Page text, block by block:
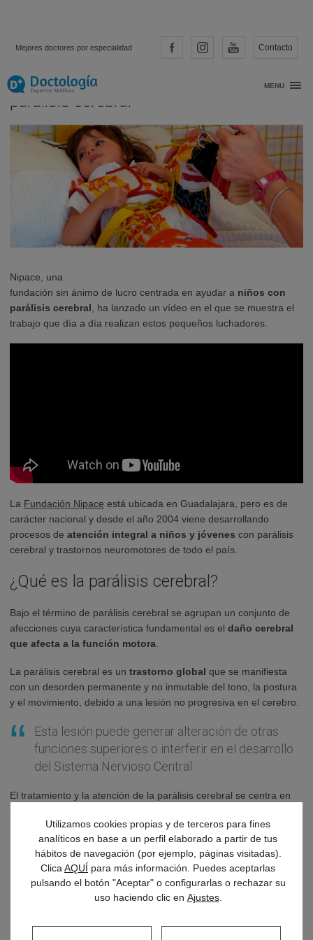
Mejores doctores por especialidad Contacto
MENU
Fundación Nipace, ayuda a niños con
parálisis cerebral
Nipace, una
fundación sin ánimo de lucro centrada en ayudar a niños con
parálisis cerebral , ha lanzado un vídeo en el que se muestra el
trabajo que día a día realizan estos pequeños luchadores.
La Fundación Nipace está ubicada en Guadalajara, pero es de
carácter nacional y desde el año 2004 viene desarrollando
procesos de atención integral a niños y jóvenes con parálisis
cerebral y trastornos neuromotores de todo el país.
¿Qué es la parálisis cerebral?
Bajo el término de parálisis cerebral se agrupan un conjunto de
afecciones cuya característica fundamental es el daño cerebral
que afecta a la función motora
La parálisis cerebral es un trastorno global que se manifiesta
con un desorden permanente y no inmutable del tono, la postura
y el movimiento, debido a una lesión no progresiva en el cerebro.
Esta lesión puede generar alteración de otras
funciones superiores o interferir en el desarrollo
del Sistema Nervioso Central.
El tratamiento y la atención de la parálisis cerebral se centra en
cinco bases:
Neuropsicología
Terapia ocupacional
Educación compensatoria
Utilizamos cookies propias y de terceros para fines
analíticos en base a un perfil elaborado a partir de tus
hábitos de navegación (por ejemplo, páginas visitadas).
Clica AQUÍ para más información. Puedes aceptarlas
pulsando el botón "Aceptar" o configurarlas o rechazar su
uso haciendo clic en Ajustes.